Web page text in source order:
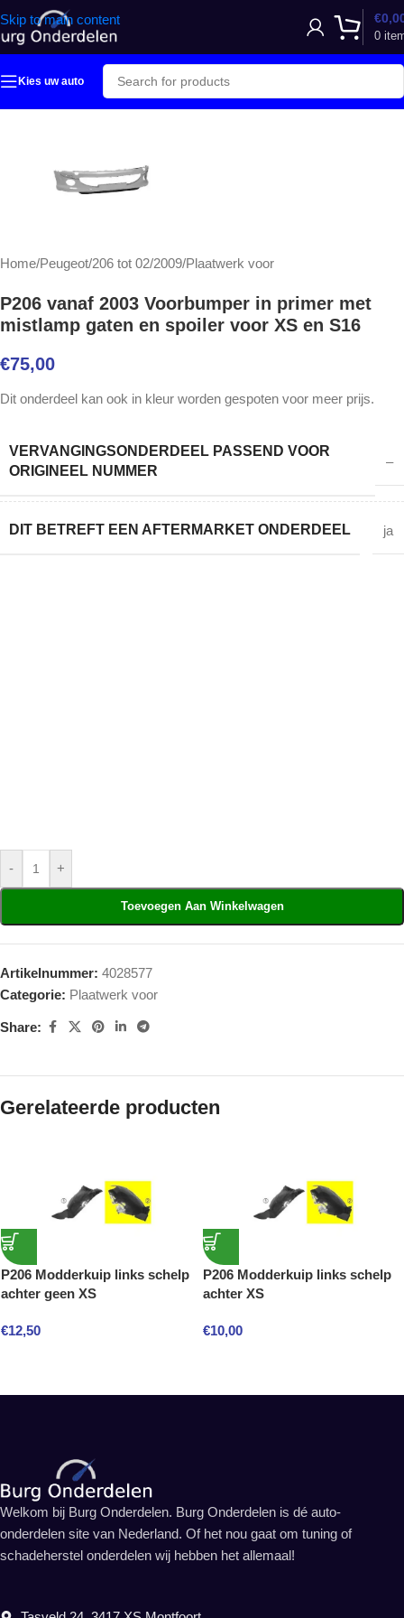
Skip to main content
0
€
Kies uw auto
Home/Peugeot/206 tot 02/2009/Plaatwerk voor
P206 vanaf 2003 Voorbumper in primer met
mistlamp gaten en spoiler voor XS en S16
€75,00
Dit onderdeel kan ook in kleur worden gespoten voor meer prijs.
VERVANGINGSONDERDEEL PASSEND VOOR
ORIGINEEL NUMMER
–
DIT BETREFT EEN AFTERMARKET ONDERDEEL ja
- +
Toevoegen Aan Winkelwagen
Artikelnummer: 4028577
Categorie: Plaatwerk voor
Share:
Gerelateerde producten
P206 Modderkuip links schelp
achter geen XS
€12,50
P206 Modderkuip links schelp
achter XS
€10,00
Welkom bij Burg Onderdelen. Burg Onderdelen is dé auto-
onderdelen site van Nederland. Of het nou gaat om tuning of
schadeherstel onderdelen wij hebben het allemaal!